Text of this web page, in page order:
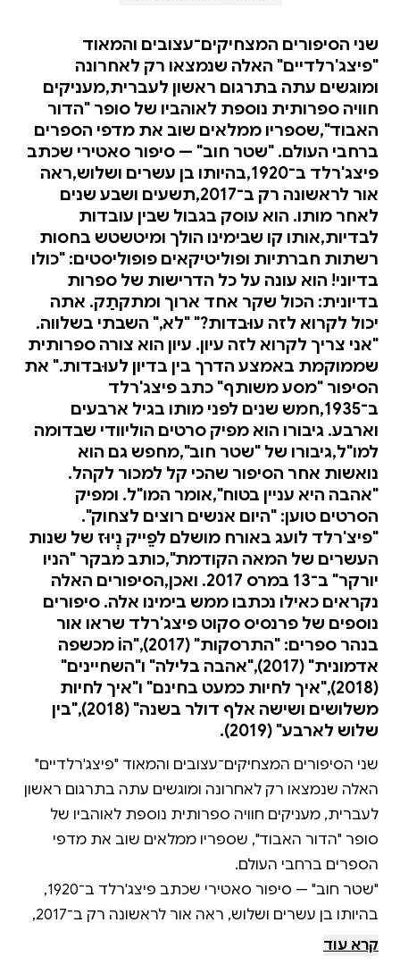
שני הסיפורים המצחיקים־עצובים והמאוד
"פיצג'רלדיים" האלה שנמצאו רק לאחרונה
ומוגשים עתה בתרגום ראשון לעברית,מעניקים
חוויה ספרותית נוספת לאוהביו של סופר "הדור
האבוד",שספריו ממלאים שוב את מדפי הספרים
ברחבי העולם. "שטר חוב" — סיפור סאטירי שכתב
פיצג'רלד ב־1920,בהיותו בן עשרים ושלוש,ראה
אור לראשונה רק ב־2017,תשעים ושבע שנים
לאחר מותו. הוא עוסק בגבול שבין עובדות
לבדיות,אותו קו שבימינו הולך ומיטשטש בחסות
רשתות חברתיות ופוליטיקאים פופוליסטים: "כולו
בדיוני! הוא עונה על כל הדרישות של ספרות
בדיונית: הכול שקר אחד ארוך ומתקתַק. אתה
יכול לקרוא לזה עוּבדות?" "לא," השבתי בשלווה.
"אני צריך לקרוא לזה עיון. עיון הוא צורה ספרותית
שממוקמת באמצע הדרך בין בדיון לעוּבדות." את
הסיפור "מסע משותף" כתב פיצג'רלד
ב־1935,חמש שנים לפני מותו בגיל ארבעים
וארבע. גיבורו הוא מפיק סרטים הוליוודי שבדומה
למו"ל,גיבורו של "שטר חוב",מחפש גם הוא
נואשות אחר הסיפור שהכי קל למכור לקהל.
"אהבה היא עניין בטוח",אומר המו"ל. ומפיק
הסרטים טוען: "היום אנשים רוצים לצחוק".
"פיצ'רלד לועג באורח מושלם לפֵייק נְיוּז של שנות
העשרים של המאה הקודמת",כותב מבקר "הניו
יורקר" ב־13 במרס 2017. ואכן,הסיפורים האלה
נקראים כאילו נכתבו ממש בימינו אלה. סיפורים
נוספים של פרנסיס סקוט פיצג'רלד שראו אור
בנהר ספרים: "התרסקות" (2017),"הוֹ מכשפה
אדמונית" (2017),"אהבה בלילה" ו"השחיינים"
(2018),"איך לחיות כמעט בחינם" ו"איך לחיות
משלושים ושישה אלף דולר בשנה" (2018),"בין
שלוש לארבע" (2019).
שני הסיפורים המצחיקים־עצובים והמאוד "פיצג'רלדיים"
האלה שנמצאו רק לאחרונה ומוגשים עתה בתרגום ראשון
לעברית, מעניקים חוויה ספרותית נוספת לאוהביו של
סופר "הדור האבוד", שספריו ממלאים שוב את מדפי
"שטר חוב" — סיפור סאטירי שכתב פיצג'רלד ב־1920,
בהיותו בן עשרים ושלוש, ראה אור לראשונה רק ב־2017,
תשעים ושבע שנים לאחר מותו. הוא עוסק בגבול שבין
קרא עוד